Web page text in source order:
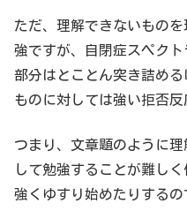
ただ、理解できないもの
強ですが、自閉症スペク
部分はとことん突き詰め
ものに対しては強い拒否反
つまり、文章題のように
して勉強することが難し
強くゆすり始めたりするの